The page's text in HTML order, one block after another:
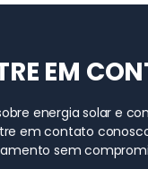
EM
energia solar e
em contato
sem